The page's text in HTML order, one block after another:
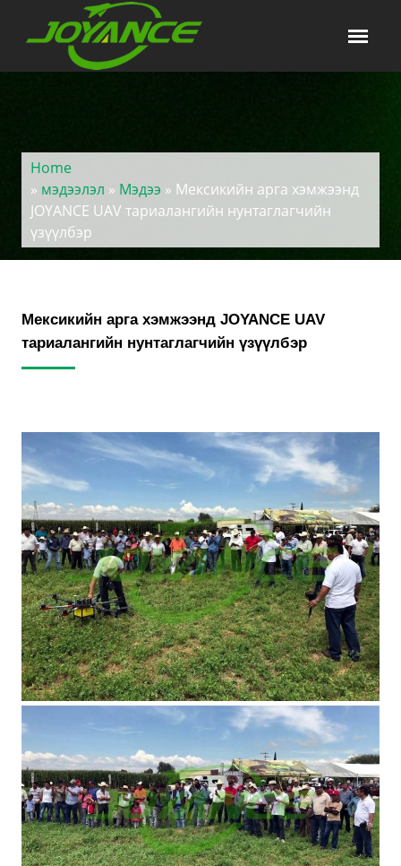
Home
» мэдээлэл » Мэдээ » Мексикийн арга хэмжээнд
JOYANCE UAV тариалангийн нунтаглагчийн
үзүүлбэр
Мексикийн арга хэмжээнд JOYANCE UAV
тариалангийн нунтаглагчийн үзүүлбэр